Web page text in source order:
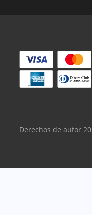
Derechos de autor